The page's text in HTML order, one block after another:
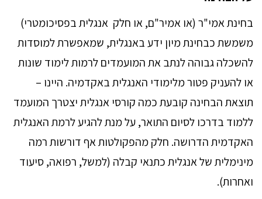
בחינת אמי"ר (או אמיר"ם, או חלק אנגלית בפסיכומטרי)
משמשת כבחינת מיון ידע באנגלית, שמאפשרת למוסדות
להשכלה גבוהה לנתב את המועמדים לרמות לימוד שונות
או להעניק פטור מלימודי האנגלית באקדמיה. היינו –
תוצאת הבחינה קובעת כמה קורסי אנגלית יצטרך המועמד
ללמוד בדרכו לסיום התואר, על מנת להגיע לרמת האנגלית
האקדמית הדרושה. חלק מהפקולטות אף דורשות רמה
מינימלית של אנגלית כתנאי קבלה (למשל, רפואה, סיעוד
ואחרות).